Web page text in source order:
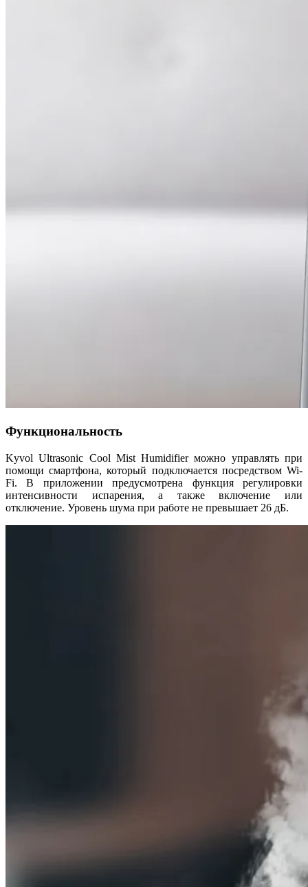
Функциональность
Kyvol Ultrasonic Cool Mist Humidifier можно управлять при
помощи смартфона, который подключается посредством Wi-
Fi. В приложении предусмотрена функция регулировки
интенсивности испарения, а также включение или
отключение. Уровень шума при работе не превышает 26 дБ.